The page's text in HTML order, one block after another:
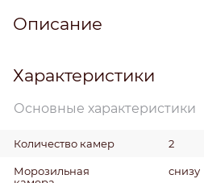
Описание
Характеристики
Основные характеристики
Количество камер 2
Морозильная
снизу